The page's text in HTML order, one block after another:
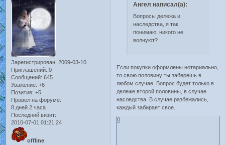
Зарегистрирован: 2009-03-10
Приглашений: 0
Сообщений: 645
Уважение: +6
Позитив: +5
Провел на форуме:
8 дней 2 часа
Последний визит:
2010-07-01 01:21:24
offline
Ангел написал(а):
Вопросы дележа и
наследства, я так
понимаю, никого не
волнуют?
Если покупки оформлены нотариально,
то свою половину ты заберешь в
любом случае. Вопрос будет только в
дележе второй половины, в случае
наследства. В случае разбежались,
каждый забирает свое.
0